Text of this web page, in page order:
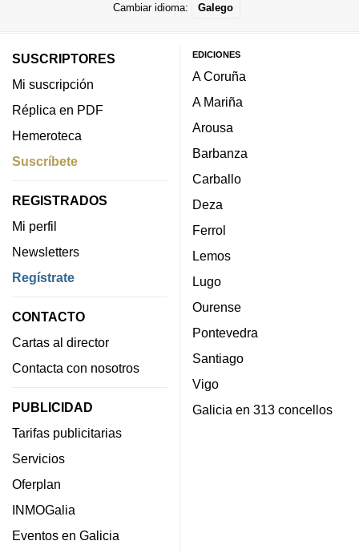
Cambiar idioma: Galego
SUSCRIPTORES
Mi suscripción
Réplica en PDF
Hemeroteca
Suscríbete
REGISTRADOS
Mi perfil
Newsletters
Regístrate
CONTACTO
Cartas al director
Contacta con nosotros
PUBLICIDAD
Tarifas publicitarias
Servicios
Oferplan
INMOGalia
Eventos en Galicia
EDICIONES
A Coruña
A Mariña
Arousa
Barbanza
Carballo
Deza
Ferrol
Lemos
Lugo
Ourense
Pontevedra
Santiago
Vigo
Galicia en 313 concellos